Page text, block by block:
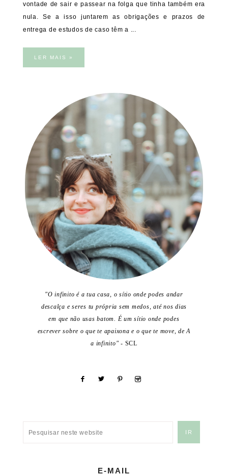
vontade de sair e passear na folga que tinha também era
nula. Se a isso juntarem as obrigações e prazos de
entrega de estudos de caso têm a ...
LER MAIS »
"O infinito é a tua casa, o sítio onde podes andar
descalça e seres tu própria sem medos, até nos dias
em que não usas batom. É um sítio onde podes
escrever sobre o que te apaixona e o que te move, de A
a infinito"- SCL
E-MAIL